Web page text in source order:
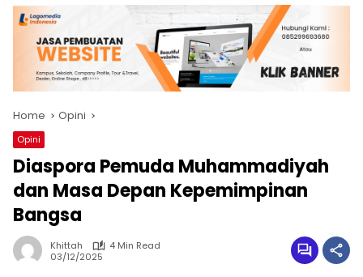
Home Opini
Opini
Diaspora Pemuda Muhammadiyah
dan Masa Depan Kepemimpinan
Bangsa
Khittah
4 Min Read
03/12/2025